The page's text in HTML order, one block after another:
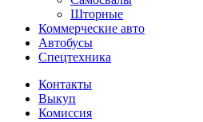
Шторные
Коммерческие авто
Автобусы
Спецтехника
Контакты
Выкуп
Комиссия